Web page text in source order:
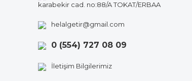
karabekir cad. no:88/A TOKAT/ERBAA
helalgetir@gmail.com
0 (554) 727 08 09
İletişim Bilgilerimiz